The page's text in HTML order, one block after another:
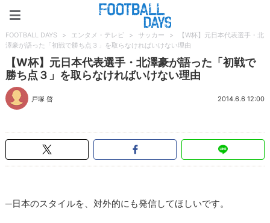
FOOTBALL DAYS > エンタメ・テレビ > サッカー >
【W杯】元日本代表選手・北
澤豪が語った「初戦で勝ち点３」を取らなければいけない理由
【W杯】元日本代表選手・北澤豪が語った「初戦で
勝ち点３」を取らなければいけない理由
戸塚 啓 2014.6.6 12:00
─日本のスタイルを、対外的にも発信してほしいです。